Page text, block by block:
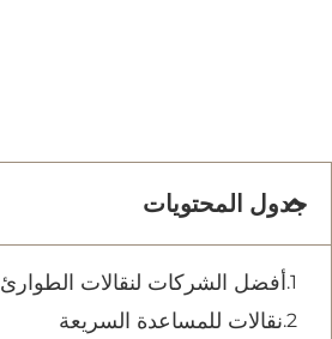
جدول المحتويات
أفضل الشركات لنقالات الطوارئ
نقالات للمساعدة السريعة